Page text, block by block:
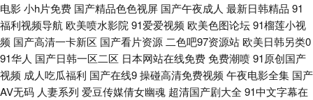
级片网络 91福利网站 99久久国产精品系列 黄色精品九一 97香蕉伊人tv 少妇
干14P 丝袜人妻20P 蜜桃肏屄 国产精品精品一区二区 导航亚洲99导航亚洲
91少妇啪啪婷婷超碰 91com视频精彩 少妇福利导航 亚洲无码东方AV 91草
电影小h片免费 国产精品色色视屏 国产午夜成人 最新日韩精品 91
福利视频导航 欧美喷水影院 91爱爱视频 欧美色图论坛91榴莲小视
频 国产高清一卡新区 国产看片资源 二色吧97资源站 欧美日韩另类0
91华人 国产日韩一区二区 日本网站在线免费免费潮喷91原创国产
视频 成人吃瓜福利 国产在线9操碰高清免费视频 午夜电影全集 国产
AV无码 人妻系列 爱豆传媒倩女幽魂 超清国产剧大全 91中文字幕在